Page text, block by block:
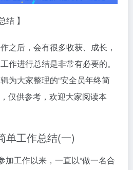
结 】
后，会有很多收获、成长，
作进行总结是非常有必要的。
为大家整理的“安全员年终简
仅供参考，欢迎大家阅读本
工作总结(一)
加工作以来，一直以“做一名合